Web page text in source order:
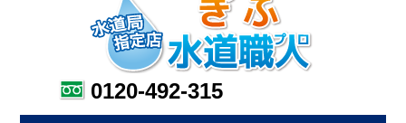
0120-492-315